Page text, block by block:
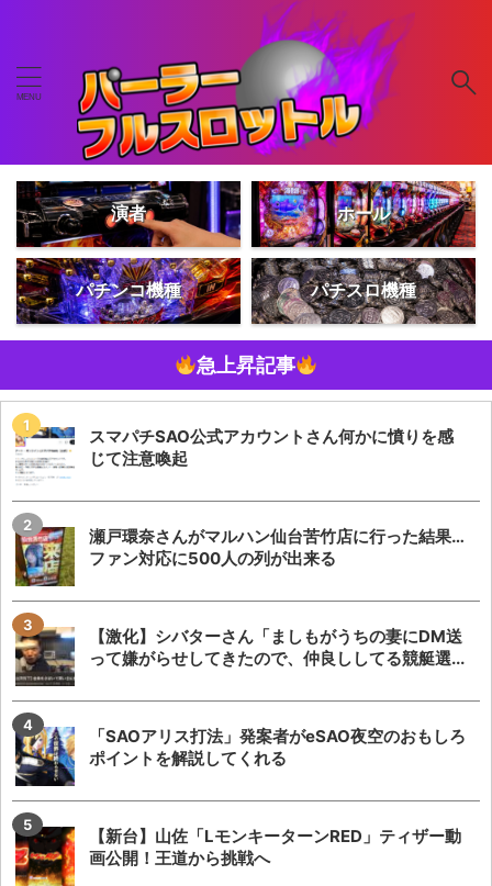
演者 ホール
パチンコ機種 パチスロ機種
急上昇記事
スマパチSAO公式アカウントさん何かに憤りを感
じて注意喚起
瀬戸環奈さんがマルハン仙台苦竹店に行った結果…
ファン対応に500人の列が出来る
【激化】シバターさん「ましもがうちの妻にDM送
って嫌がらせしてきたので、仲良ししてる競艇選...
「SAOアリス打法」発案者がeSAO夜空のおもしろ
ポイントを解説してくれる
【新台】山佐「LモンキーターンRED」ティザー動
画公開！王道から挑戦へ